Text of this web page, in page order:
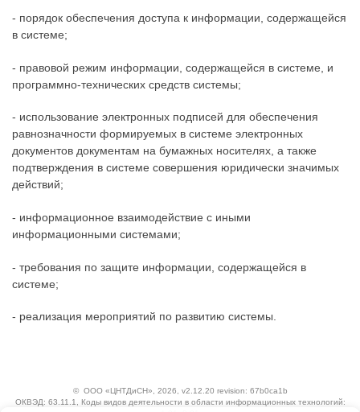
- порядок обеспечения доступа к информации, содержащейся
в системе;
- правовой режим информации, содержащейся в системе, и
программно-технических средств системы;
- использование электронных подписей для обеспечения
равнозначности формируемых в системе электронных
документов документам на бумажных носителях, а также
подтверждения в системе совершения юридически значимых
действий;
- информационное взаимодействие с иными
информационными системами;
- требования по защите информации, содержащейся в
системе;
- реализация мероприятий по развитию системы.
© ООО «ЦНТДиСН» , 2026, v2.12.20 revision: 67b0ca1b
ОКВЭД: 63.11.1, Коды видов деятельности в области информационных технологий: